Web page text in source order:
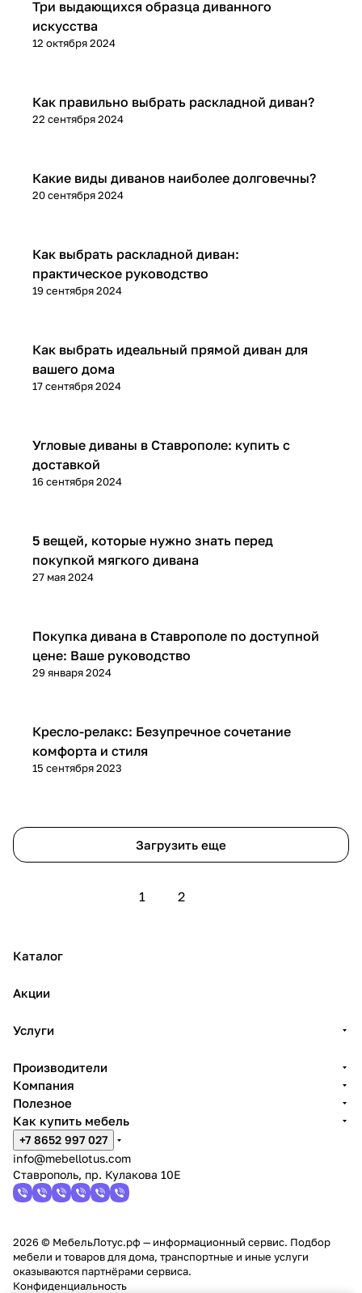
Диваны и кресла
12 октября 2024
Три выдающихся образца диванного
искусства
Диваны и кресла
22 сентября 2024
Как правильно выбрать раскладной диван?
Диваны и кресла
20 сентября 2024
Какие виды диванов наиболее долговечны?
Диваны и кресла
19 сентября 2024
Как выбрать раскладной диван:
практическое руководство
Диваны и кресла
17 сентября 2024
Как выбрать идеальный прямой диван для
вашего дома
Диваны и кресла
16 сентября 2024
Угловые диваны в Ставрополе: купить с
доставкой
Диваны и кресла
27 мая 2024
5 вещей, которые нужно знать перед
покупкой мягкого дивана
Диваны и кресла
29 января 2024
Покупка дивана в Ставрополе по доступной
цене: Ваше руководство
Диваны и кресла
15 сентября 2023
Кресло-релакс: Безупречное сочетание
комфорта и стиля
Загрузить еще
1 2
Каталог
Акции
Услуги
Производители
Компания
Полезное
Как купить мебель
+7 8652 997 027
info@mebellotus.com
Ставрополь, пр. Кулакова 10Е
2026 © МебельЛотус.рф — информационный сервис. Подбор
мебели и товаров для дома, транспортные и иные услуги
оказываются партнёрами сервиса.
Конфиденциальность